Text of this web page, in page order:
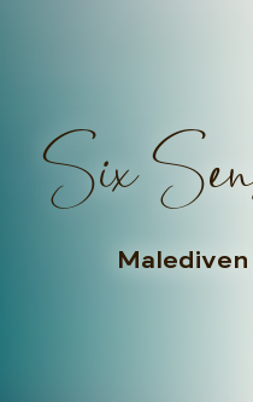
Six
Malediven